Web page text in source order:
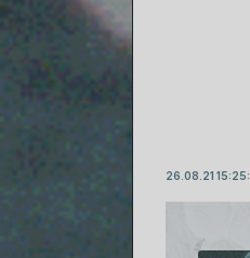
26.08.21